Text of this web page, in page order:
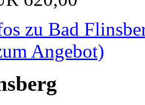
zu Bad
Angebot)